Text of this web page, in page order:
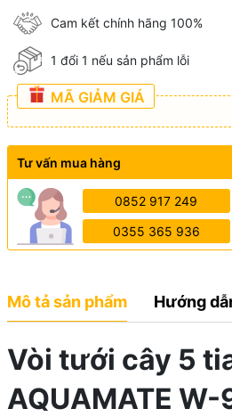
Cam kết chính hãng 100%
1 đổi 1 nếu sản phẩm lỗi
MÃ GIẢM GIÁ
Tư vấn mua hàng
0852 917 249
0355 365 936
Mô tả sản phẩm Hướng
Vòi tưới cây 5
AQUAMATE